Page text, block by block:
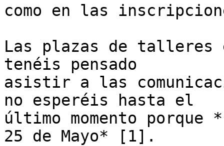
como en las
Las plazas de talleres
tenéis pensado
asistir a las
no esperéis hasta el
último momento
25 de Mayo* [1].